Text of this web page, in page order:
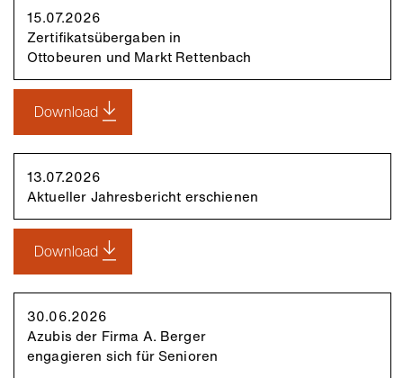
15.07.2026
Zertifikatsübergaben in
Ottobeuren und Markt Rettenbach
Download
13.07.2026
Aktueller Jahresbericht erschienen
Download
30.06.2026
Azubis der Firma A. Berger
engagieren sich für Senioren